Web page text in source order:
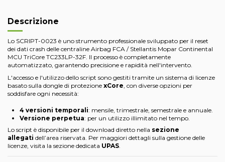
Descrizione
Lo SCRIPT-0023 è uno strumento professionale sviluppato per il reset
dei dati crash delle centraline Airbag FCA / Stellantis Mopar Continental
MCU TriCore TC233LP-32F. Il processo è completamente
automatizzato, garantendo precisione e rapidità nell'intervento.
L'accesso e l'utilizzo dello script sono gestiti tramite un sistema di licenze
basato sulla dongle di protezione xCore, con diverse opzioni per
soddisfare ogni necessità:
4 versioni temporali: mensile, trimestrale, semestrale e annuale.
Versione perpetua: per un utilizzo illimitato nel tempo.
Lo script è disponibile per il download diretto nella sezione
allegati dell’area riservata. Per maggiori dettagli sulla gestione delle
licenze, visita la sezione dedicata UPAS.